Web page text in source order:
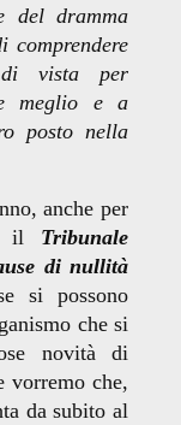
del dramma
comprendere
vista per
meglio e a
posto nella
anche per
il Tribunale
di nullità
si possono
che si
novità di
vorremo che,
da subito al